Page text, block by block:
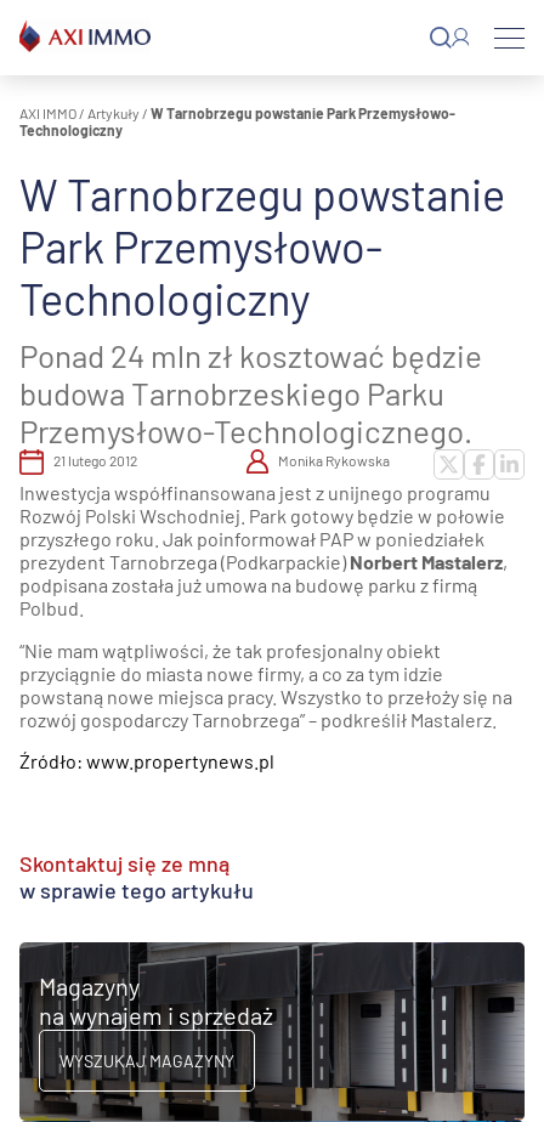
do
treści
AXI IMMO / Artykuły / W Tarnobrzegu powstanie Park Przemysłowo-
Technologiczny
W Tarnobrzegu powstanie
Park Przemysłowo-
Technologiczny
Ponad 24 mln zł kosztować będzie
budowa Tarnobrzeskiego Parku
Przemysłowo-Technologicznego.
21 lutego 2012 Monika Rykowska
Inwestycja współfinansowana jest z unijnego programu
Rozwój Polski Wschodniej. Park gotowy będzie w połowie
przyszłego roku. Jak poinformował PAP w poniedziałek
prezydent Tarnobrzega (Podkarpackie)Norbert Mastalerz,
podpisana została już umowa na budowę parku z firmą
Polbud.
“Nie mam wątpliwości, że tak profesjonalny obiekt
przyciągnie do miasta nowe firmy, a co za tym idzie
powstaną nowe miejsca pracy. Wszystko to przełoży się na
rozwój gospodarczy Tarnobrzega” – podkreślił Mastalerz.
Źródło: www.propertynews.pl
Skontaktuj się ze mną
w sprawie tego artykułu
Magazyny
na wynajem i sprzedaż
WYSZUKAJ MAGAZYNY